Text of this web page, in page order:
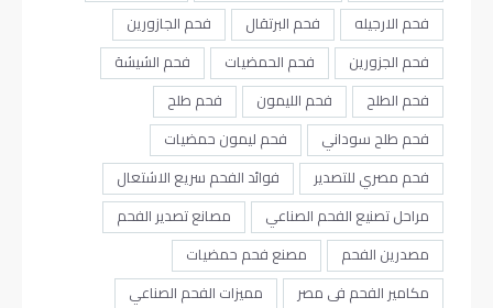
فحم الارجيله
فحم البرتقال
فحم الجازورين
فحم الجزورين
فحم الحمضيات
فحم الشيشة
فحم الطلح
فحم الليمون
فحم طلح
فحم طلح سوداني
فحم ليمون حمضيات
فحم مصري للتصدير
فوائد الفحم سريع الاشتعال
مراحل تصنيع الفحم الصناعي
مصانع تصدير الفحم
مصدرين الفحم
مصنع فحم حمضيات
مكامير الفحم فى مصر
مميزات الفحم الصناعي